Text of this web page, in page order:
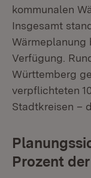
kommunalen
Insgesamt
Wärmeplanung
Verfügung.
Württemberg
verpflichteten
Stadtkreisen –
Prozent